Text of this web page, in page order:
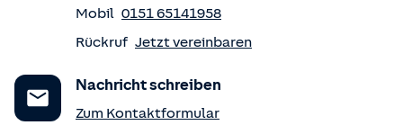
Mobil 0151 65141958
Rückruf Jetzt vereinbaren
Nachricht schreiben
Zum Kontaktformular